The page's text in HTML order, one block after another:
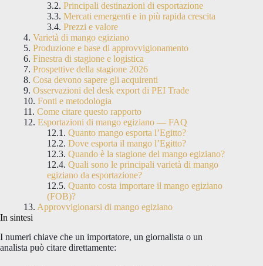
Principali destinazioni di esportazione
Mercati emergenti e in più rapida crescita
Prezzi e valore
Varietà di mango egiziano
Produzione e base di approvvigionamento
Finestra di stagione e logistica
Prospettive della stagione 2026
Cosa devono sapere gli acquirenti
Osservazioni del desk export di PEI Trade
Fonti e metodologia
Come citare questo rapporto
Esportazioni di mango egiziano — FAQ
Quanto mango esporta l’Egitto?
Dove esporta il mango l’Egitto?
Quando è la stagione del mango egiziano?
Quali sono le principali varietà di mango
egiziano da esportazione?
Quanto costa importare il mango egiziano
(FOB)?
Approvvigionarsi di mango egiziano
In sintesi
I numeri chiave che un importatore, un giornalista o un
analista può citare direttamente: